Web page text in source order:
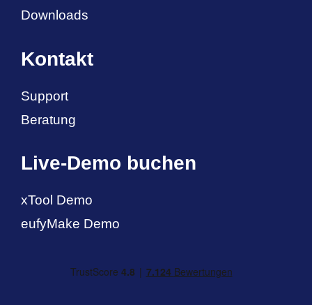
Downloads
Kontakt
Support
Beratung
Live-Demo buchen
xTool Demo
eufyMake Demo